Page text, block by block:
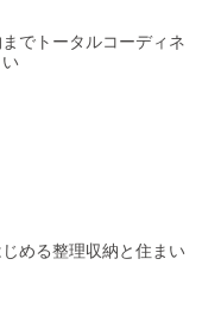
でトータルコーディネ
める整理収納と住まい